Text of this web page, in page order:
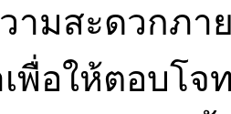
ามสะดวกภา
พื่อให้ตอบโ